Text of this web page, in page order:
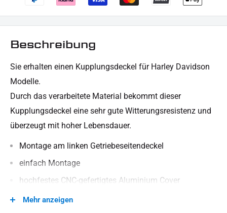
Beschreibung
Sie erhalten einen Kupplungsdeckel für Harley Davidson
Modelle.
Durch das verarbeitete Material bekommt dieser
Kupplungsdeckel eine sehr gute Witterungsresistenz und
überzeugt mit hoher Lebensdauer.
Montage am linken Getriebeseitendeckel
einfach Montage
hochfestes CNC-gefertigtes Aluminium Cover
schwarz matt pulverbeschichtet
Mehr anzeigen